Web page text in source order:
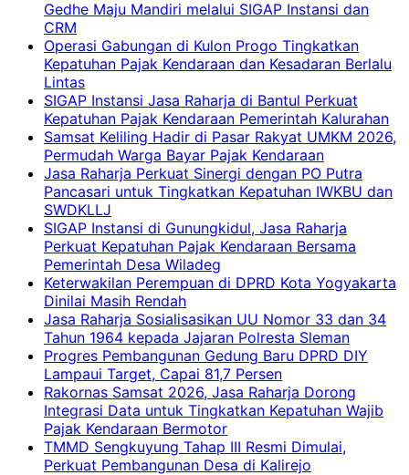
Gedhe Maju Mandiri melalui SIGAP Instansi dan
CRM
Operasi Gabungan di Kulon Progo Tingkatkan
Kepatuhan Pajak Kendaraan dan Kesadaran Berlalu
Lintas
SIGAP Instansi Jasa Raharja di Bantul Perkuat
Kepatuhan Pajak Kendaraan Pemerintah Kalurahan
Samsat Keliling Hadir di Pasar Rakyat UMKM 2026,
Permudah Warga Bayar Pajak Kendaraan
Jasa Raharja Perkuat Sinergi dengan PO Putra
Pancasari untuk Tingkatkan Kepatuhan IWKBU dan
SWDKLLJ
SIGAP Instansi di Gunungkidul, Jasa Raharja
Perkuat Kepatuhan Pajak Kendaraan Bersama
Pemerintah Desa Wiladeg
Keterwakilan Perempuan di DPRD Kota Yogyakarta
Dinilai Masih Rendah
Jasa Raharja Sosialisasikan UU Nomor 33 dan 34
Tahun 1964 kepada Jajaran Polresta Sleman
Progres Pembangunan Gedung Baru DPRD DIY
Lampaui Target, Capai 81,7 Persen
Rakornas Samsat 2026, Jasa Raharja Dorong
Integrasi Data untuk Tingkatkan Kepatuhan Wajib
Pajak Kendaraan Bermotor
TMMD Sengkuyung Tahap III Resmi Dimulai,
Perkuat Pembangunan Desa di Kalirejo